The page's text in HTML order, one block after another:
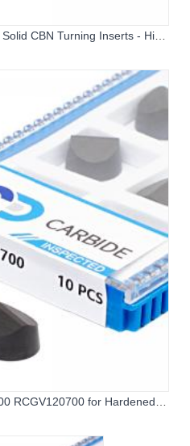
CBN Turning Inserts - High
RCGV120700 for Hardened